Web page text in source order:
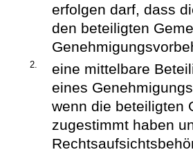
erfolgen darf, dass
den beteiligten
2.
eine mittelbare
eines
wenn die beteiligten
zugestimmt haben